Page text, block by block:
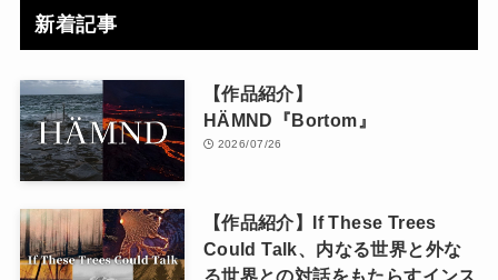
新着記事
【作品紹介】
HÄMND『Bortom』
2026/07/26
【作品紹介】If These Trees
Could Talk、内なる世界と外な
る世界との対話をもたらすインス